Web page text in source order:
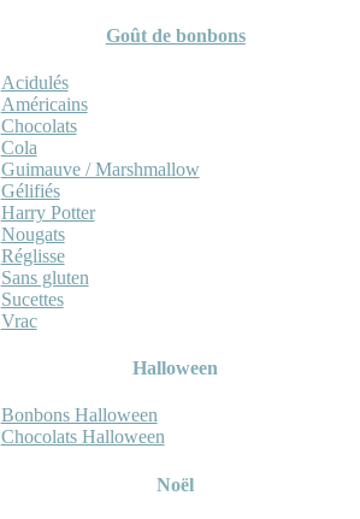
Goût de bonbons
Acidulés
Américains
Chocolats
Cola
Guimauve / Marshmallow
Gélifiés
Harry Potter
Nougats
Réglisse
Sans gluten
Sucettes
Vrac
Halloween
Bonbons Halloween
Chocolats Halloween
Noël